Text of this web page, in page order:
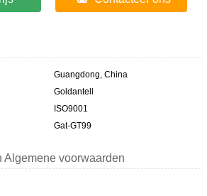
Guangdong, China
Goldantell
ISO9001
Gat-GT99
Algemene voorwaarden